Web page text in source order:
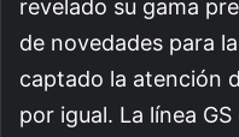
revelado su gama
de novedades para
captado la atención
por igual. La línea